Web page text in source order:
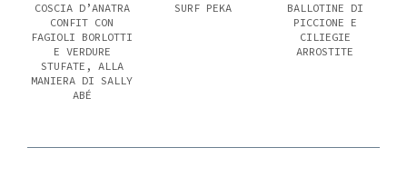
COSCIA D’ANATRA
CONFIT CON
FAGIOLI BORLOTTI
E VERDURE
STUFATE, ALLA
MANIERA DI SALLY
ABÉ
SURF PEKA
BALLOTINE DI
PICCIONE E
CILIEGIE
ARROSTITE